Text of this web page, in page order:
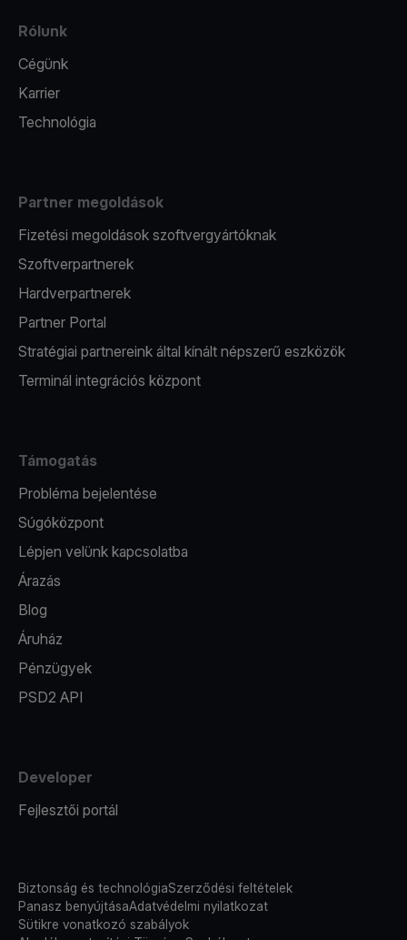
Rólunk
Cégünk
Karrier
Technológia
Partner megoldások
Fizetési megoldások szoftvergyártóknak
Szoftverpartnerek
Hardverpartnerek
Partner Portal
Stratégiai partnereink által kínált népszerű eszközök
Terminál integrációs központ
Támogatás
Probléma bejelentése
Súgóközpont
Lépjen velünk kapcsolatba
Árazás
Blog
Áruház
Pénzügyek
PSD2 API
Developer
Fejlesztői portál
Biztonság és technológiaSzerződési feltételek
Panasz benyújtásaAdatvédelmi nyilatkozat
Sütikre vonatkozó szabályok